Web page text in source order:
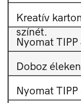
Kreatív
színét.
Nyomat TIPP
Doboz
Nyomat TIPP